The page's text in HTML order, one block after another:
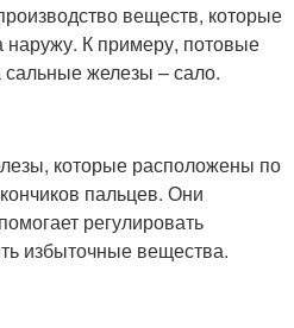
веществ, которые
наружу. К примеру, потовые
железы – сало.
которые расположены по
пальцев. Они
регулировать
избыточные вещества.